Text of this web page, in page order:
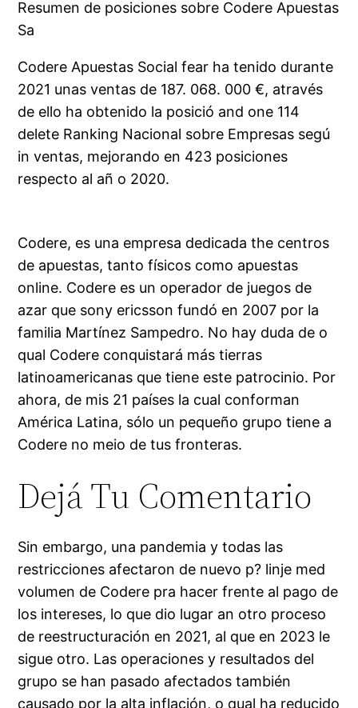
Resumen de posiciones sobre Codere Apuestas
Sa
Codere Apuestas Social fear ha tenido durante
2021 unas ventas de 187. 068. 000 €, através
de ello ha obtenido la posició and one 114
delete Ranking Nacional sobre Empresas segú
in ventas, mejorando en 423 posiciones
respecto al añ o 2020.
Codere, es una empresa dedicada the centros
de apuestas, tanto físicos como apuestas
online. Codere es un operador de juegos de
azar que sony ericsson fundó en 2007 por la
familia Martínez Sampedro. No hay duda de o
qual Codere conquistará más tierras
latinoamericanas que tiene este patrocinio. Por
ahora, de mis 21 países la cual conforman
América Latina, sólo un pequeño grupo tiene a
Codere no meio de tus fronteras.
Dejá Tu Comentario
Sin embargo, una pandemia y todas las
restricciones afectaron de nuevo p? linje med
volumen de Codere pra hacer frente al pago de
los intereses, lo que dio lugar an otro proceso
de reestructuración en 2021, al que en 2023 le
sigue otro. Las operaciones y resultados del
grupo se han pasado afectados también
causado por la alta inflación, o qual ha reducido